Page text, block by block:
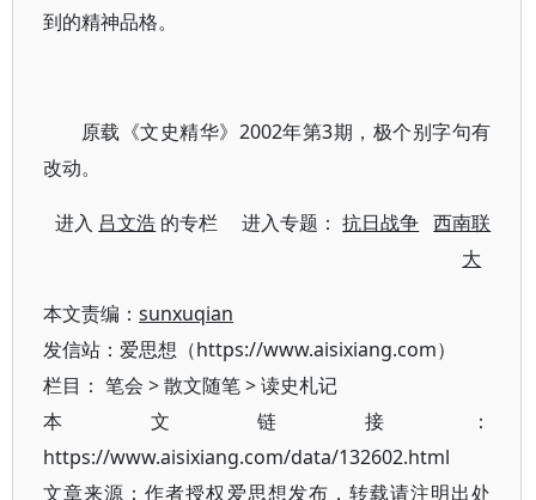
到的精神品格。
原载《文史精华》2002年第3期，极个别字句有
改动。
进入 吕文浩 的专栏 进入专题：抗日战争 西南联
大
本文责编： sunxuqian
发信站：爱思想（https://www.aisixiang.com）
栏目： 笔会 >散文随笔>读史札记
本文链接：
https://www.aisixiang.com/data/132602.html
文章来源：作者授权爱思想发布，转载请注明出处